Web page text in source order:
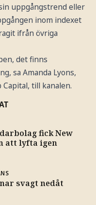
uppgångstrend eller
inom indexet
ifrån övriga
det finns
sa Amanda Lyons,
till kanalen.
fick New
att lyfta igen
svagt nedåt